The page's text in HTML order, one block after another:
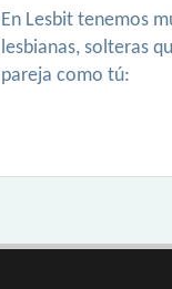
En Lesbit tenemos
lesbianas, solteras
pareja como tú: